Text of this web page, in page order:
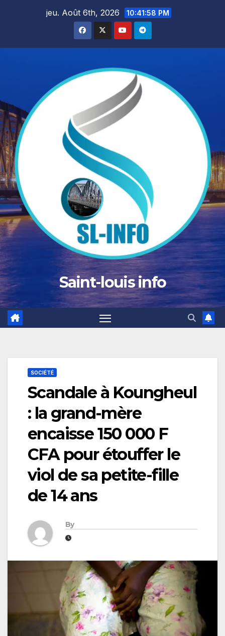
jeu. Août 6th, 2026 10:41:59 PM
Saint-louis info
SOCIÉTÉ
Scandale à Koungheul
: la grand-mère
encaisse 150 000 F
CFA pour étouffer le
viol de sa petite-fille
de 14 ans
By